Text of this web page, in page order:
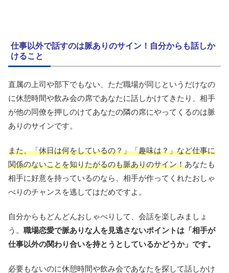
仕事以外で話すのは脈ありのサイン！自分からも話しか
けること
直属の上司や部下でもない、ただ職場が同じというだけなの
に休憩時間や飲み会の席であなたに話しかけてきたり、相手
が他の同僚を押しのけてあなたの隣の席にやってくるのは脈
ありのサインです。
また、「休日は何をしているの？」「趣味は？」など仕事に
関係のないことを知りたがるのも脈ありのサイン！あなたも
相手に好意を持っているのなら、相手が作ってくれたおしゃ
べりのチャンスを逃してはだめですよ。
自分からもどんどんおしゃべりして、会話を楽しみましょ
う。 職場恋愛で脈ありな人を見逃さないポイントは「相手が
仕事以外の関わり合いを持とうとしているかどうか」です。
必要もないのに休憩時間や飲み会であなたを探して話しかけ